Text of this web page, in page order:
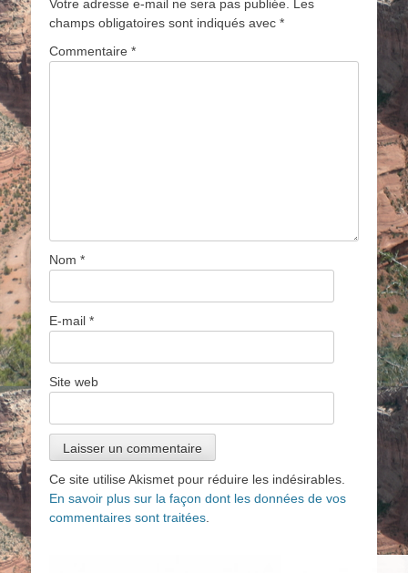
Votre adresse e-mail ne sera pas publiée.
Les
champs obligatoires sont indiqués avec *
Commentaire *
Nom *
E-mail *
Site web
Ce site utilise Akismet pour réduire les indésirables.
En savoir plus sur la façon dont les données de vos
commentaires sont traitées